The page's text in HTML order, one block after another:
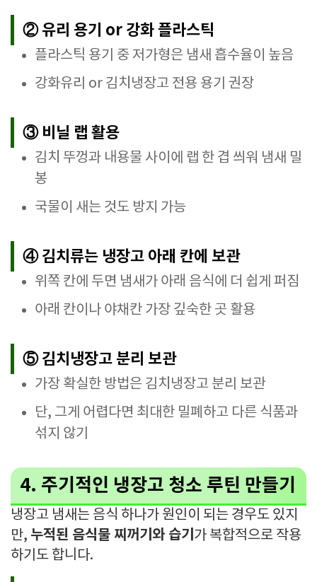
② 유리 용기 or 강화 플라스틱
플라스틱 용기 중 저가형은 냄새 흡수율이 높음
강화유리 or 김치냉장고 전용 용기 권장
③ 비닐 랩 활용
김치 뚜껑과 내용물 사이에 랩 한 겹 씌워 냄새 밀
봉
국물이 새는 것도 방지 가능
④ 김치류는 냉장고 아래 칸에 보관
위쪽 칸에 두면 냄새가 아래 음식에 더 쉽게 퍼짐
아래 칸이나 야채칸 가장 깊숙한 곳 활용
⑤ 김치냉장고 분리 보관
가장 확실한 방법은 김치냉장고 분리 보관
단, 그게 어렵다면 최대한 밀폐하고 다른 식품과
섞지 않기
4. 주기적인 냉장고 청소 루틴 만들기
냉장고 냄새는 음식 하나가 원인이 되는 경우도 있지
만, 누적된 음식물 찌꺼기와 습기 가 복합적으로 작용
하기도 합니다.